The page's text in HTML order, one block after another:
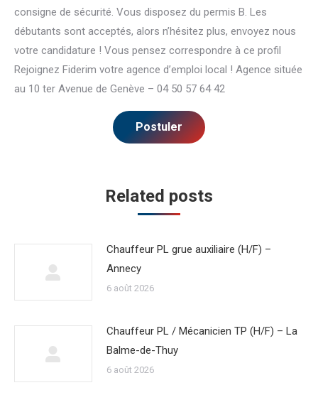
consigne de sécurité. Vous disposez du permis B. Les
débutants sont acceptés, alors n’hésitez plus, envoyez nous
votre candidature ! Vous pensez correspondre à ce profil
Rejoignez Fiderim votre agence d’emploi local ! Agence située
au 10 ter Avenue de Genève – 04 50 57 64 42
Related posts
Chauffeur PL grue auxiliaire (H/F) –
Annecy
6 août 2026
Chauffeur PL / Mécanicien TP (H/F) – La
Balme-de-Thuy
6 août 2026